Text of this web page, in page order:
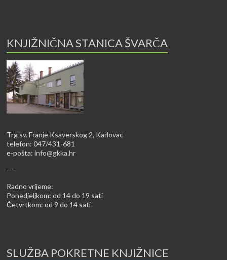
KNJIŽNIČNA STANICA ŠVARČA
Trg sv. Franje Ksaverskog 2, Karlovac
telefon: 047/431-681
e-pošta:info@gkka.hr
—–
Radno vrijeme:
Ponedjeljkom: od 14 do 19 sati
Četvrtkom: od 9 do 14 sati
SLUŽBA POKRETNE KNJIŽNICE